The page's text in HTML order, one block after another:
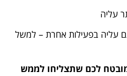
עליה
עליה בפעילות אחרת – למשל
לכם שתצליחו לממש